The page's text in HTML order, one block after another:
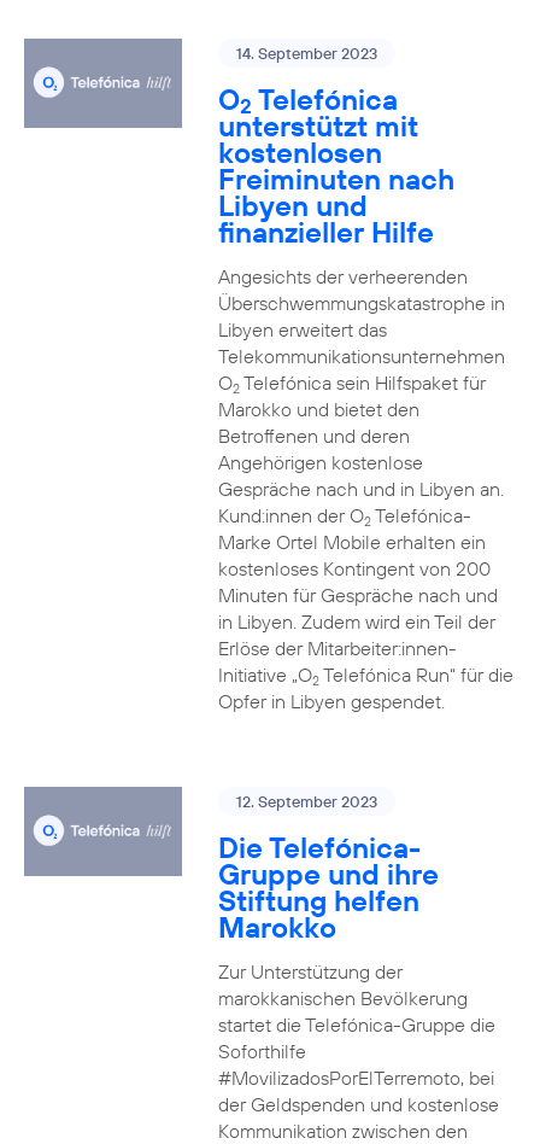
14. September 2023
O2 Telefónica
unterstützt mit
kostenlosen
Freiminuten nach
Libyen und
finanzieller Hilfe
Angesichts der verheerenden
Überschwemmungskatastrophe in
Libyen erweitert das
Telekommunikationsunternehmen
O2Telefónica sein Hilfspaket für
Marokko und bietet den
Betroffenen und deren
Angehörigen kostenlose
Gespräche nach und in Libyen an.
Kund:innen der O2Telefónica-
Marke Ortel Mobile erhalten ein
kostenloses Kontingent von 200
Minuten für Gespräche nach und
in Libyen. Zudem wird ein Teil der
Erlöse der Mitarbeiter:innen-
Initiative „O2Telefónica Run“ für die
Opfer in Libyen gespendet.
12. September 2023
Die Telefónica-
Gruppe und ihre
Stiftung helfen
Marokko
Zur Unterstützung der
marokkanischen Bevölkerung
startet die Telefónica-Gruppe die
Soforthilfe
#MovilizadosPorElTerremoto, bei
der Geldspenden und kostenlose
Kommunikation zwischen den